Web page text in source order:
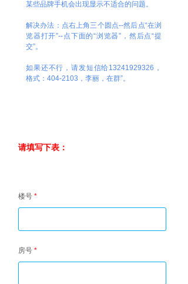
某些品牌手机会出现显示不适合的问题。
解决办法：点右上角三个圆点--然后点“在浏
览器打开”--点下面的“浏览器”，然后点“提
交”。
如果还不行，请发短信给13241929326，
格式：404-2103，李丽，在群”。
请填写下表：
楼号 *
房号 *